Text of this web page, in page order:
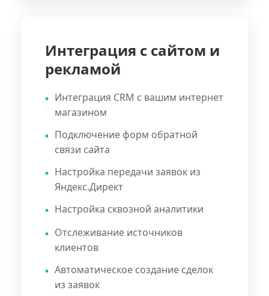
Интеграция с сайтом и
рекламой
Интеграция CRM с вашим интернет
магазином
Подключение форм обратной
связи сайта
Настройка передачи заявок из
Яндекс.Директ
Настройка сквозной аналитики
Отслеживание источников
клиентов
Автоматическое создание сделок
из заявок